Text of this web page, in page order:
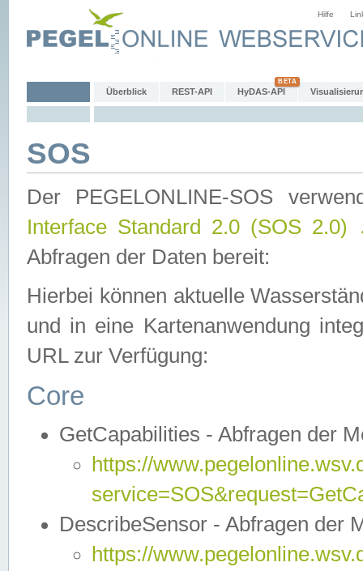
Hilfe
Überblick REST-API HyDAS-API
SOS
Der PEGELONLINE-SOS
Interface Standard 2.0 (SOS 2.0)
Abfragen der Daten bereit:
Hierbei können aktuelle
und in eine Kartenanwendung
URL zur Verfügung:
Core
GetCapabilities - Abfragen der
https://
DescribeSensor - Abfragen der
https://